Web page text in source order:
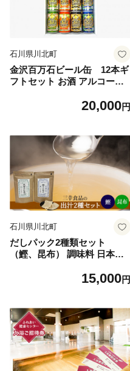
石川県川北町
金沢百万石ビール缶 12本ギ
フトセット お酒 アルコール
セット 県内産大麦 六条大麦
ル 晩酌 家飲み 宅飲み
20,000円
石川県川北町
だしパック2種類セット
（鰹、昆布） 調味料 日本料
汁 風味 香り 食品 化学調味料
細 昆布茶 鍋料理
15,000円